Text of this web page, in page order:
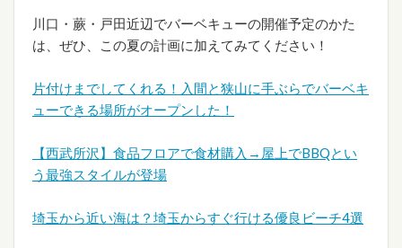
川口・蕨・戸田近辺でバーベキューの開催予定のかた
は、ぜひ、この夏の計画に加えてみてください！
片付けまでしてくれる！入間と狭山に手ぶらでバーベキ
ューできる場所がオープンした！
【西武所沢】食品フロアで食材購入→屋上でBBQとい
う最強スタイルが登場
埼玉から近い海は？埼玉からすぐ行ける優良ビーチ4選